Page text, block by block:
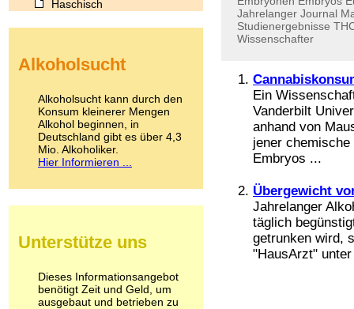
Jahrelanger Journal
Studienergebnisse
Wissenschafter
Ein
Vanderbilt
anhand von
jener
Embryos ...
Übergewicht
Jahrelanger
täglich
getrunken wird,
"HausArzt"
Haschisch
Kokain
LSD
Marihuana
Medikamente
Meskalin
Metamphetamin
Methadon
Pilze
Psychopharmaka
Schlafmittel
Schmerzmittel
Alkoholsucht
Alkoholsucht kann durch den
Konsum kleinerer Mengen
Alkohol beginnen, in
Deutschland gibt es über 4,3
Mio. Alkoholiker.
Hier Informieren ...
Unterstütze uns
Dieses Informationsangebot
benötigt Zeit und Geld, um
ausgebaut und betrieben zu